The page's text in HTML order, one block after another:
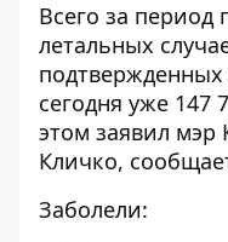
Всего за период
летальных
подтвержденных
сегодня уже 147
этом заявил мэр
Кличко,
Заболели: